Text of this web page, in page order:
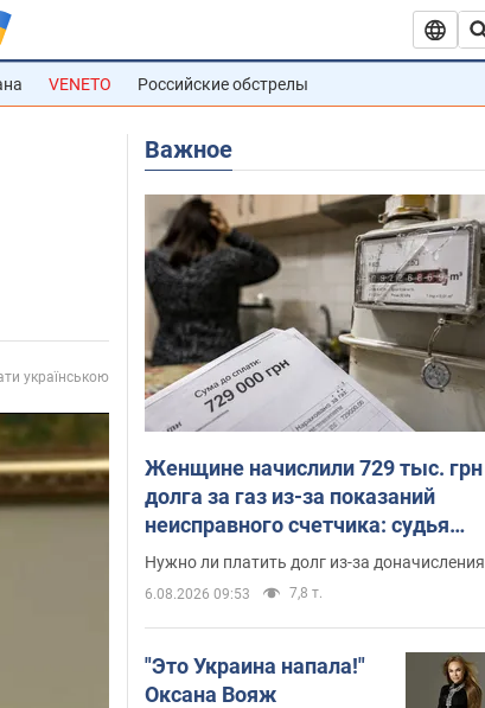
VENETO Российские обстрелы
українською
Важное
Женщине начислили 729 тыс. грн
долга за газ из-за показаний
неисправного счетчика: судья
вынес неожиданное решение
Нужно ли платить долг из-за доначисления
6.08.2026 09:53 7,8 т.
"Это Украина напала!"
Оксана Вояж